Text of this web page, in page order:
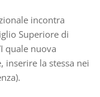
incontra
Superiore di
quale nuova
inserire la stessa nei